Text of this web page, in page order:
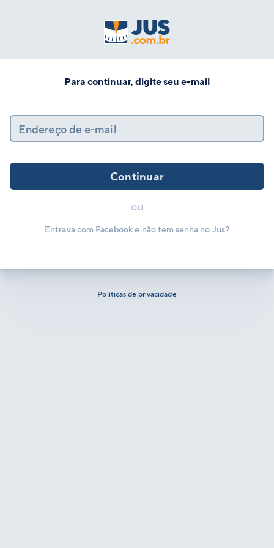
Para continuar, digite seu e-mail
Endereço de e-mail
Continuar
ou
Entrava com Facebook e não tem senha no Jus?
Políticas de privacidade